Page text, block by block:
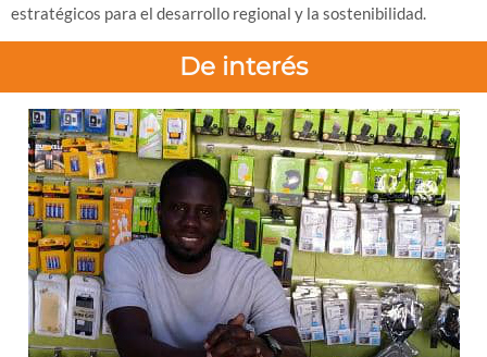
estratégicos para el desarrollo regional y la sostenibilidad.
De interés